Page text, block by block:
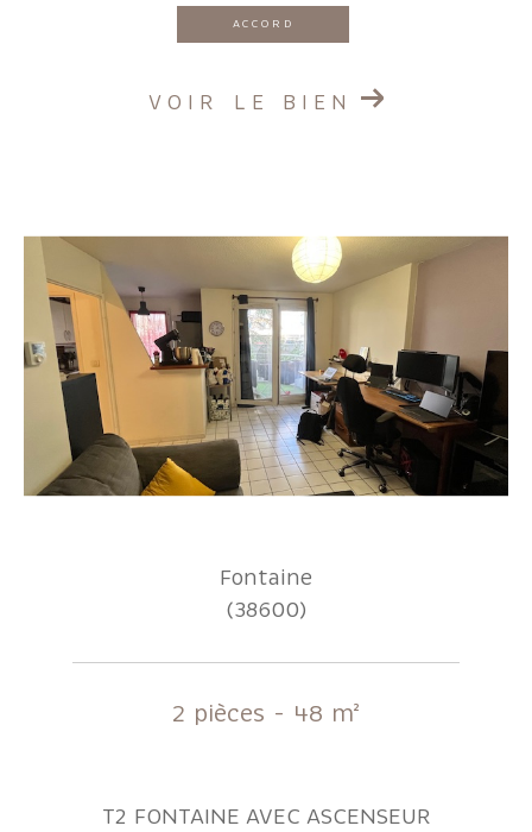
ACCORD
VOIR LE BIEN
Fontaine
(38600)
2 pièces - 48 m²
T2 FONTAINE AVEC ASCENSEUR